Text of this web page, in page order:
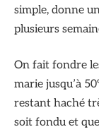
simple, donne
plusieurs
On fait fondre
marie jusqu’à
restant haché
soit fondu et